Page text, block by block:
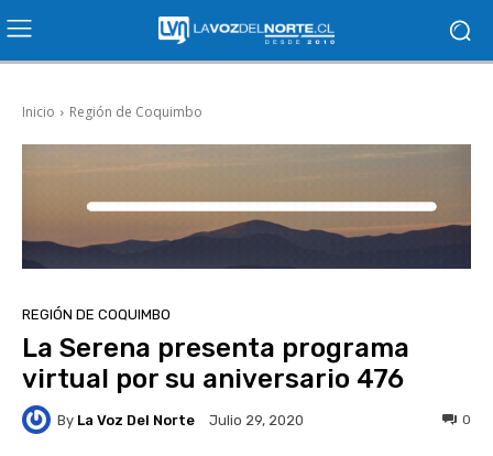
Inicio Región de Coquimbo
REGIÓN DE COQUIMBO
La Serena presenta programa
virtual por su aniversario 476
By La Voz Del Norte Julio 29, 2020 0